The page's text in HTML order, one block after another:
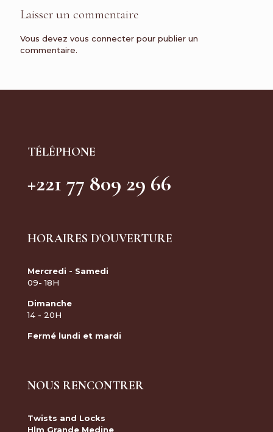
Laisser un commentaire
Vous devez vous connecter pour publier un
commentaire.
TÉLÉPHONE
+221 77 809 29 66
HORAIRES D'OUVERTURE
Mercredi - Samedi
09- 18H
Dimanche
14 - 20H
Fermé lundi et mardi
NOUS RENCONTRER
Twists and Locks
Hlm Grande Medine